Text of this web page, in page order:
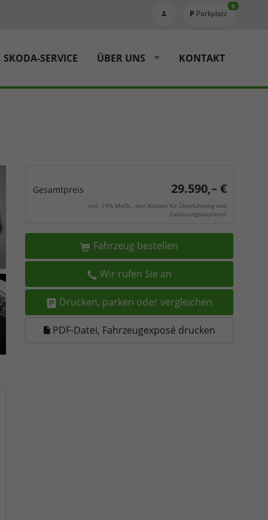
Parkplatz
0
SKODA-SERVICE ÜBER UNS KONTAKT
Gesamtpreis 29.590,– €
incl. 19% MwSt., den Kosten für Überführung und
Zulassungspapieren
Fahrzeug bestellen
Wir rufen Sie an
Drucken, parken oder vergleichen
PDF-Datei, Fahrzeugexposé drucken